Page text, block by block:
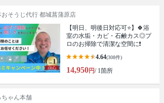
おそうじ代行 都城菖蒲原店
【明日、明後日対応可⭐️】🍀浴
室の水垢・カビ・石鹸カス◎プ
ロのお掃除で清潔な空間に❗️
4.64(308件)
14,950円/ 1箇所
ちゃん本舗